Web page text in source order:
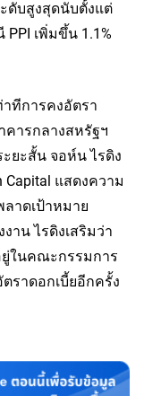
ดับสูงสุดนับตั้งแต่
เพิ่มขึ้น 1.1%
ทีการคงอัตรา
คารกลางสหรัฐฯ
ยะสั้น จอห์น ไรดิง
แสดงความ
าดเป้าหมาย
าน ไรดิงเสริมว่า
ยู่ในคณะกรรมการ
ราดอกเบี้ยอีกครั้ง